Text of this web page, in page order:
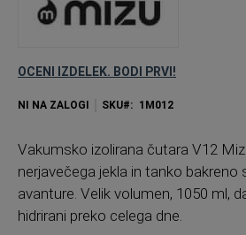
slik
OCENI IZDELEK. BODI PRVI!
NI NA ZALOGI SKU 1M012
Vakumsko izolirana čutara V12
nerjavečega jekla in tanko bakreno
avanture. Velik volumen, 1050 ml,
hidrirani preko celega dne.